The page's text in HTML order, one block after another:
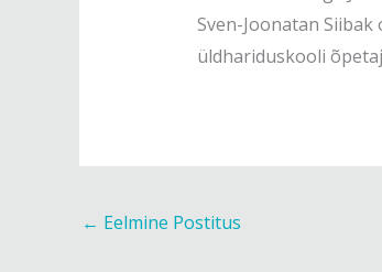
Sven-Joonatan
üldhariduskooli
← Eelmine Postitus